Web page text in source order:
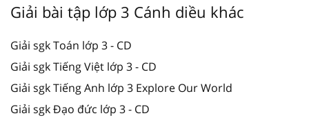
Giải bài tập lớp 3 Cánh diều khác
Giải sgk Toán lớp 3 - CD
Giải sgk Tiếng Việt lớp 3 - CD
Giải sgk Tiếng Anh lớp 3 Explore Our World
Giải sgk Đạo đức lớp 3 - CD